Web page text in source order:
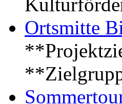
Ortsmitte